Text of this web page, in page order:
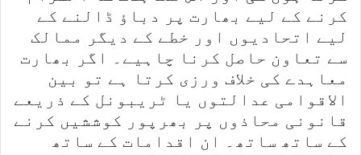
کرنے کے لیے بھارت پر دباؤ ڈالنے کے
لیے اتحادیوں اور خطے کے دیگر ممالک
سے تعاون حاصل کرنا چاہیے۔ اگر بھارت
معاہدے کی خلاف ورزی کرتا ہے تو بین
الاقوامی عدالتوں یا ٹریبونل کے ذریعے
قانونی محاذوں پر بھرپور کوششیں کرنے
کے ساتھ ساتھ۔ ان اقدامات کے ساتھ